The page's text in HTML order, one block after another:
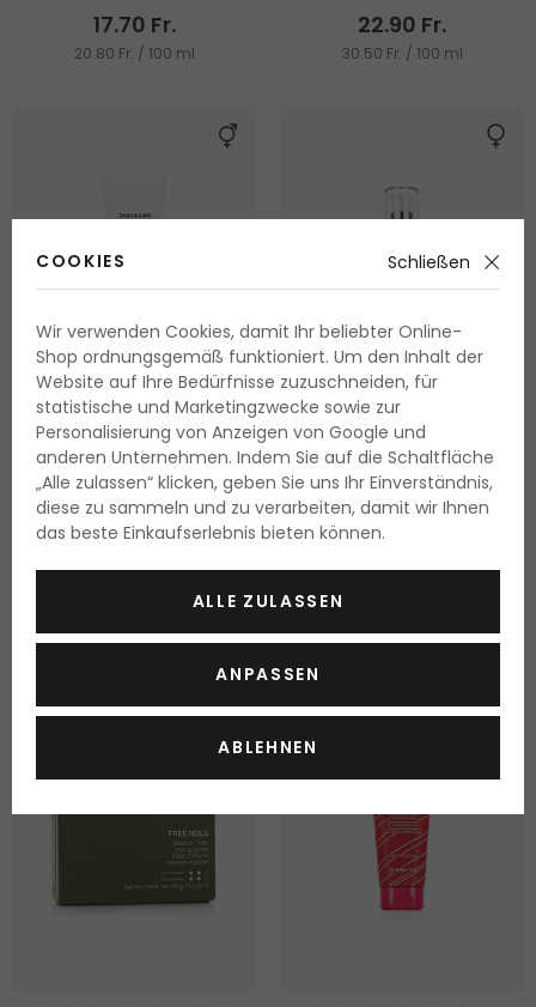
17.70 Fr.
20.80 Fr. / 100 ml
22.90 Fr.
30.50 Fr. / 100 ml
Sachajuan Styling Cream
Stylingcreme für weiches &
glanzvolles Haar
125 ml
ALFAPARF MILANO Semi Di
Lino Reconstruction Anti-
Damage Cream
Haarcreme
125 ml
COOKIES Schließen
Wir verwenden Cookies, damit Ihr beliebter Online-
Shop ordnungsgemäß funktioniert. Um den Inhalt der
Website auf Ihre Bedürfnisse zuzuschneiden, für
statistische und Marketingzwecke sowie zur
Personalisierung von Anzeigen von Google und
anderen Unternehmen. Indem Sie auf die Schaltfläche
„Alle zulassen“ klicken, geben Sie uns Ihr Einverständnis,
diese zu sammeln und zu verarbeiten, damit wir Ihnen
das beste Einkaufserlebnis bieten können.
ALLE ZULASSEN
ANPASSEN
ABLEHNEN